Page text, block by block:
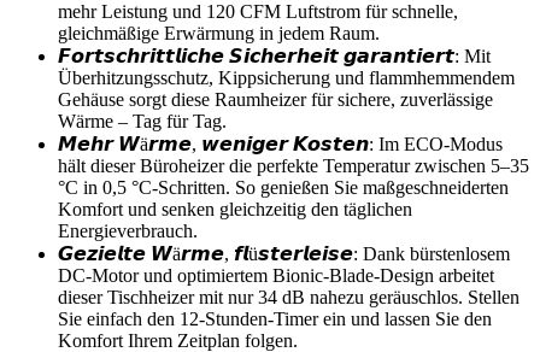
mehr Leistung und 120 CFM Luftstrom für schnelle,
gleichmäßige Erwärmung in jedem Raum.
𝙁𝙤𝙧𝙩𝙨𝙘𝙝𝙧𝙞𝙩𝙩𝙡𝙞𝙘𝙝𝙚 𝙎𝙞𝙘𝙝𝙚𝙧𝙝𝙚𝙞𝙩 𝙜𝙖𝙧𝙖𝙣𝙩𝙞𝙚𝙧𝙩: Mit
Überhitzungsschutz, Kippsicherung und flammhemmendem
Gehäuse sorgt diese Raumheizer für sichere, zuverlässige
Wärme – Tag für Tag.
𝙈𝙚𝙝𝙧 𝙒ä𝙧𝙢𝙚, 𝙬𝙚𝙣𝙞𝙜𝙚𝙧 𝙆𝙤𝙨𝙩𝙚𝙣: Im ECO-Modus
hält dieser Büroheizer die perfekte Temperatur zwischen 5–35
°C in 0,5 °C-Schritten. So genießen Sie maßgeschneiderten
Komfort und senken gleichzeitig den täglichen
Energieverbrauch.
𝙂𝙚𝙯𝙞𝙚𝙡𝙩𝙚 𝙒ä𝙧𝙢𝙚, 𝙛𝙡ü𝙨𝙩𝙚𝙧𝙡𝙚𝙞𝙨𝙚: Dank bürstenlosem
DC-Motor und optimiertem Bionic-Blade-Design arbeitet
dieser Tischheizer mit nur 34 dB nahezu geräuschlos. Stellen
Sie einfach den 12-Stunden-Timer ein und lassen Sie den
Komfort Ihrem Zeitplan folgen.